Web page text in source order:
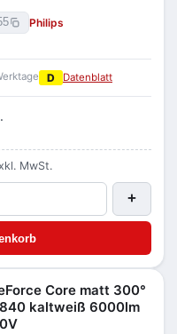
Philips
D Datenblatt
MwSt.
+
Core matt 300°
kaltweiß 6000lm